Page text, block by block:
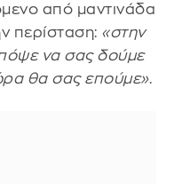
από μαντινάδα
περίσταση: «στην
να σας δούμε
θα σας επούμε».